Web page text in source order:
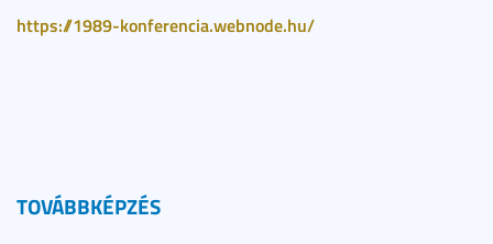
https://1989-konferencia.webnode.hu/
TOVÁBBKÉPZÉS